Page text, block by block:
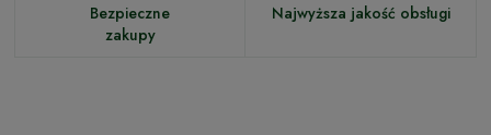
Bezpieczne
zakupy
Najwyższa jakość obsługi